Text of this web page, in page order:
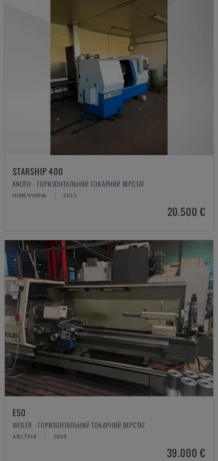
STARSHIP 400
KNUTH - ГОРИЗОНТАЛЬНИЙ ТОКАРНИЙ ВЕРСТАТ
НІМЕЧЧИНА 2015
20.500 €
E50
WEILER - ГОРИЗОНТАЛЬНИЙ ТОКАРНИЙ ВЕРСТАТ
АВСТРІЯ 2009
39.000 €